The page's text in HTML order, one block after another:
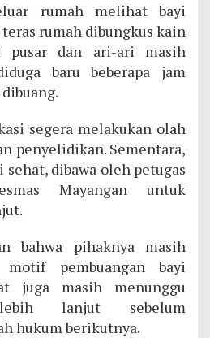
rumah melihat bayi
rumah dibungkus kain
dan ari-ari masih
baru beberapa jam
segera melakukan olah
penyelidikan. Sementara,
dibawa oleh petugas
Mayangan untuk
bahwa pihaknya masih
pembuangan bayi
juga masih menunggu
lebih lanjut sebelum
hukum berikutnya.